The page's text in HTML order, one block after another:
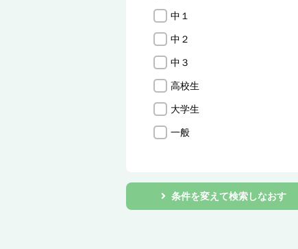
中１
中２
中３
高校生
大学生
一般
条件を変えて検索しなおす